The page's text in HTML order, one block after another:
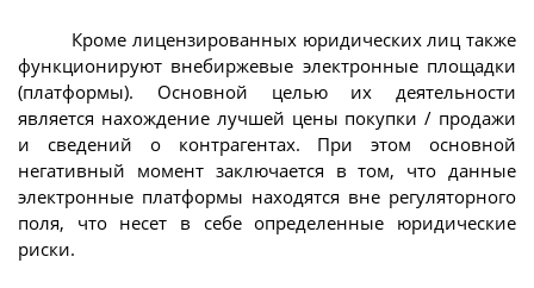
Кроме лицензированных юридических лиц также
функционируют внебиржевые электронные площадки
(платформы). Основной целью их деятельности
является нахождение лучшей цены покупки / продажи
и сведений о контрагентах. При этом основной
негативный момент заключается в том, что данные
электронные платформы находятся вне регуляторного
поля, что несет в себе определенные юридические
риски.